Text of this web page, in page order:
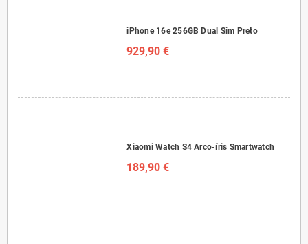
iPhone 16e 256GB Dual Sim Preto
929,90 €
Xiaomi Watch S4 Arco-íris Smartwatch
189,90 €